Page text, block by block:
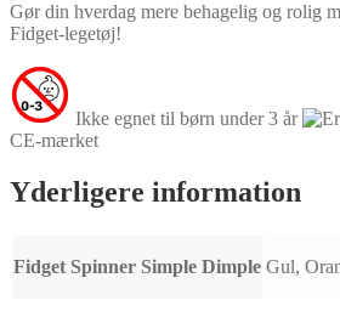
Gør din hverdag mere behagelig og rolig
Fidget-legetøj!
Ikke egnet til børn under 3 år
CE-mærket
Yderligere information
Fidget Spinner Simple Dimple Gul,